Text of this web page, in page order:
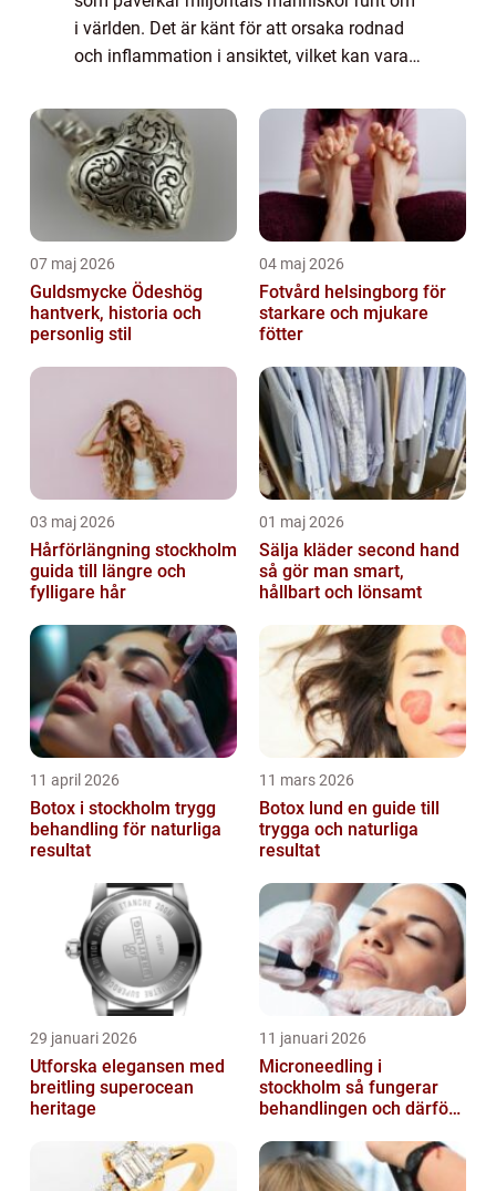
i världen. Det är känt för att orsaka rodnad
och inflammation i ansiktet, vilket kan vara
effektiv lösning för att minimera rodn...
07 maj 2026
Guldsmycke Ödeshög
hantverk, historia och
personlig stil
04 maj 2026
Fotvård helsingborg för
starkare och mjukare
fötter
03 maj 2026
Hårförlängning stockholm
guida till längre och
fylligare hår
01 maj 2026
Sälja kläder second hand
så gör man smart,
hållbart och lönsamt
11 april 2026
Botox i stockholm trygg
behandling för naturliga
resultat
11 mars 2026
Botox lund en guide till
trygga och naturliga
resultat
29 januari 2026
Utforska elegansen med
breitling superocean
heritage
11 januari 2026
Microneedling i
stockholm så fungerar
behandlingen och därför